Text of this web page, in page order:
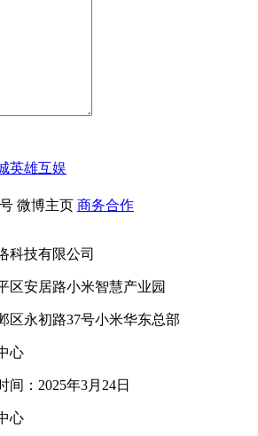
英雄互娱
微博主页 商务合作
科技有限公司
区安居路小米智慧产业园
区永初路37号小米华东总部
心
间：2025年3月24日
心